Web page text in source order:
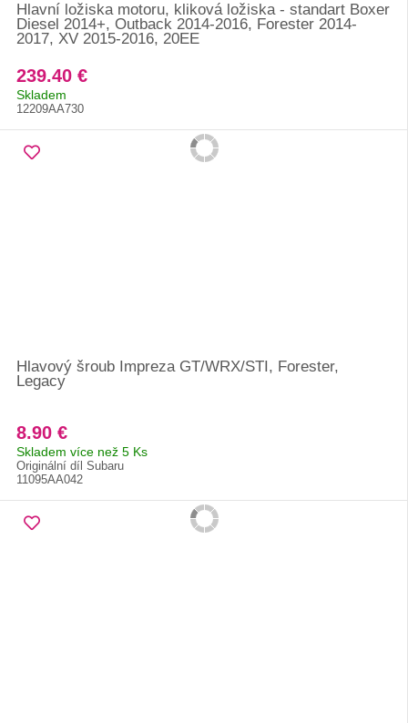
Hlavní ložiska motoru, kliková ložiska - standart Boxer
Diesel 2014+, Outback 2014-2016, Forester 2014-
2017, XV 2015-2016, 20EE
239.40 €
Skladem
12209AA730
Hlavový šroub Impreza GT/WRX/STI, Forester,
Legacy
8.90 €
Skladem více než 5 Ks
Originální díl Subaru
11095AA042